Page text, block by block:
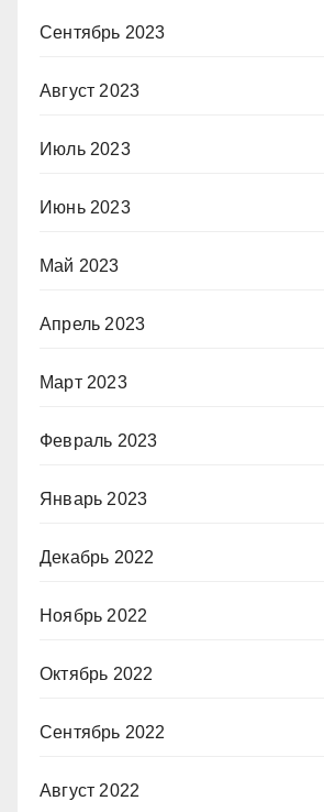
Сентябрь 2023
Август 2023
Июль 2023
Июнь 2023
Май 2023
Апрель 2023
Март 2023
Февраль 2023
Январь 2023
Декабрь 2022
Ноябрь 2022
Октябрь 2022
Сентябрь 2022
Август 2022